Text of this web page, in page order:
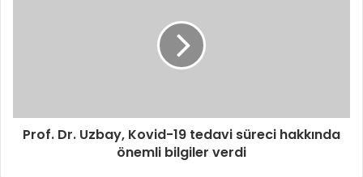
Prof. Dr. Uzbay, Kovid-19 tedavi süreci hakkında
önemli bilgiler verdi